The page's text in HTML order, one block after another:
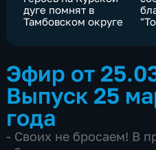
дуге помнят в
Тамбовском округе
Эфир от
Выпуск 25
года
- Своих не бросаем! В